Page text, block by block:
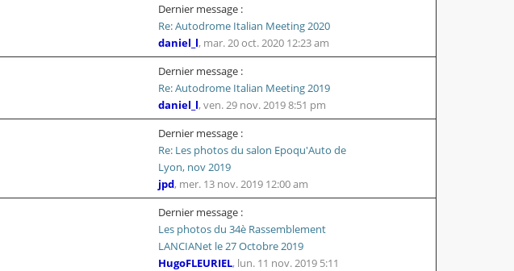
Dernier message :
Re: Autodrome Italian Meeting 2020
daniel_l, mar. 20 oct. 2020 12:23 am
Dernier message :
Re: Autodrome Italian Meeting 2019
daniel_l, ven. 29 nov. 2019 8:51 pm
Dernier message :
Re: Les photos du salon Epoqu'Auto de
Lyon, nov 2019
jpd, mer. 13 nov. 2019 12:00 am
Dernier message :
Les photos du 34è Rassemblement
LANCIANet le 27 Octobre 2019
HugoFLEURIEL, lun. 11 nov. 2019 5:11